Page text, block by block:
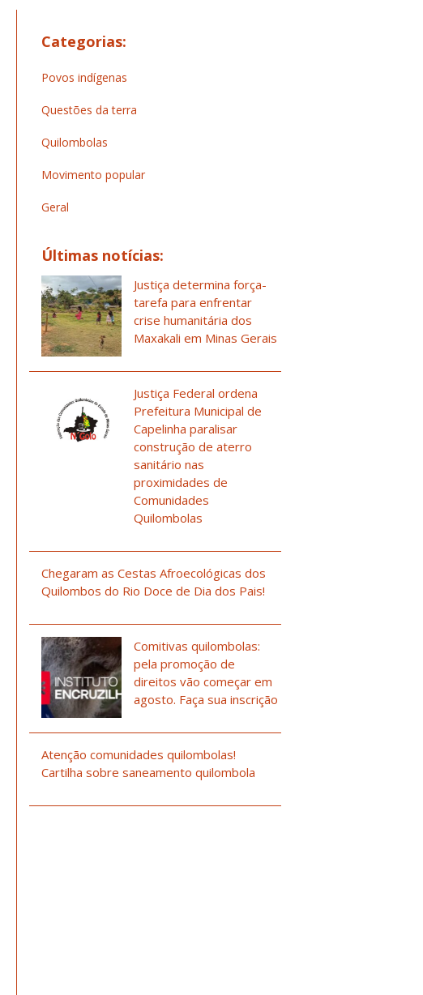
Categorias:
Povos indígenas
Questões da terra
Quilombolas
Movimento popular
Geral
Últimas notícias:
Justiça determina força-
tarefa para enfrentar
crise humanitária dos
Maxakali em Minas Gerais
Justiça Federal ordena
Prefeitura Municipal de
Capelinha paralisar
construção de aterro
sanitário nas
proximidades de
Comunidades
Quilombolas
Chegaram as Cestas Afroecológicas dos
Quilombos do Rio Doce de Dia dos Pais!
Comitivas quilombolas:
pela promoção de
direitos vão começar em
agosto. Faça sua inscrição
Atenção comunidades quilombolas!
Cartilha sobre saneamento quilombola